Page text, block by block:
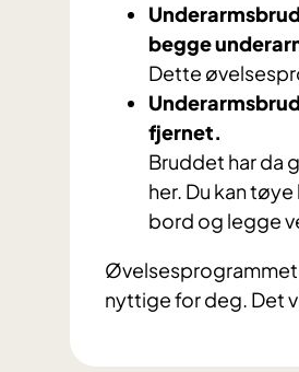
begge
Dette
fjernet.
Bruddet har da
her. Du kan
bord og legge
Øvelsesprogrammet
nyttige for deg. Det